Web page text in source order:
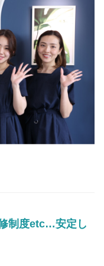
制度etc…安定し